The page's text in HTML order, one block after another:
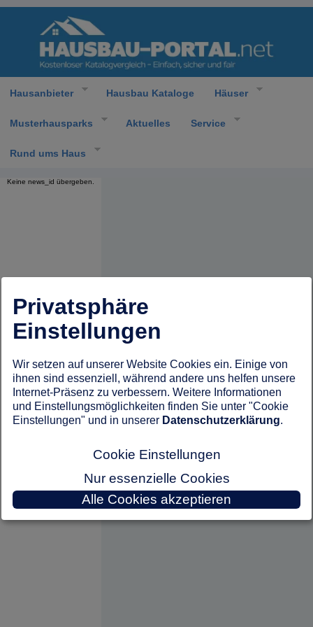
Hausanbieter Hausbau Kataloge Häuser
Musterhausparks Aktuelles Service
Rund ums Haus
Keine news_id übergeben.
Privatsphäre
Einstellungen
Wir setzen auf unserer Website Cookies ein. Einige von
ihnen sind essenziell, während andere uns helfen unsere
Internet-Präsenz zu verbessern. Weitere Informationen
und Einstellungsmöglichkeiten finden Sie unter "Cookie
Einstellungen" und in unserer Datenschutzerklärung.
Cookie Einstellungen
Nur essenzielle Cookies
Alle Cookies akzeptieren